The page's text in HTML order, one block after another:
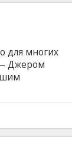
для многих
Джером